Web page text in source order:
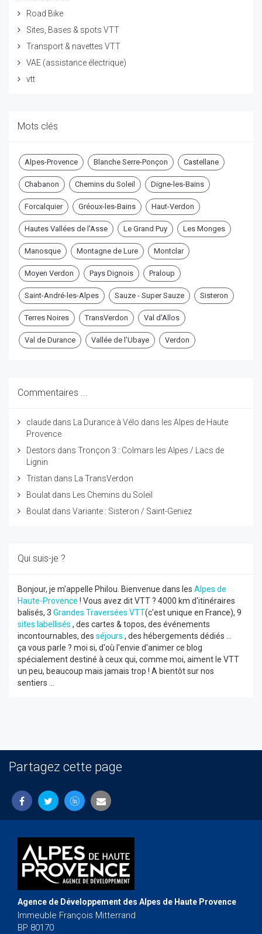
Road Bike
Sites, Bases & spots VTT
Transport & navettes VTT
VAE (assistance électrique)
vtt
Mots clés
Alpes-Provence Blanche Serre-Ponçon Castellane
Chabanon Chemins du Soleil Digne-les-Bains
Forcalquier Gréoux-les-Bains Haut-Verdon
Hautes Vallées de l'Asse Le Grand Puy Les Monges
Manosque Montagne de Lure Montclar
Moyen Verdon Pays Dignois Praloup
Saint-André-les-Alpes Sauze - Super Sauze Sisteron
Terres Noires TransVerdon Val d'Allos
Val de Durance Vallée de l'Ubaye Verdon
Commentaires ...
claude dans
La Durance à Vélo dans les Alpes de Haute
Provence
Destors dans Tronçon 3 : Colmars les Alpes / Lacs de
Lignin
Tristan dans
La TransVerdon
Boulat dans
Les Chemins du Soleil
Boulat dans Variante : Sisteron / Saint-Geniez
Qui suis-je ?
Bonjour, je m'appelle Philou. Bienvenue dans les Alpes de
Haute-Provence ! Vous avez dit VTT ? 4000 km d'itinéraires
balisés, 3 Grandes Traversées VTT(c'est unique en France), 9
sites labellisés , des cartes & topos, des événements
incontournables, des séjours , des hébergements dédiés ...
ça vous parle ? moi si, d'où l'envie d'animer ce blog
spécialement destiné à ceux qui, comme moi, aiment le VTT
un peu, beaucoup mais jamais trop ! A bientôt sur nos
sentiers ...
Partagez cette page
Agence de Développement des Alpes de Haute Provence
Immeuble François Mitterrand
BP 80170